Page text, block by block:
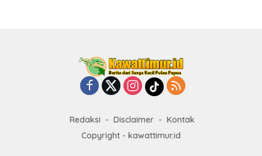
Redaksi Disclaimer
Kontak
Copyright - kawattimur.id